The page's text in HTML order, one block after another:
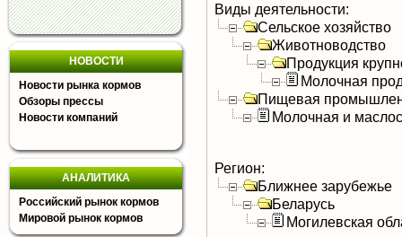
НОВОСТИ
Новости рынка кормов
Обзоры прессы
Новости компаний
АНАЛИТИКА
Российский рынок кормов
Мировой рынок кормов
Виды деятельности:
Сельское хозяйство
Животноводство
Продукция
Молочная
Пищевая
Молочная и
Регион:
Ближнее зарубежье
Беларусь
Могилевская